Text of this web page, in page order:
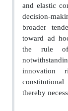
and elastic
decision-
broader
toward ad
the rule of
innovation
thereby